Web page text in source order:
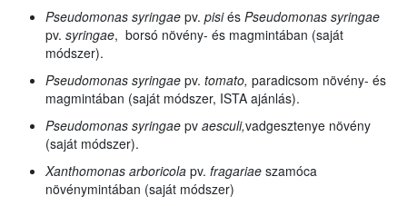
Pseudomonas syringae pv. pisiés Pseudomonas syringae
pv. syringae, borsó növény- és magmintában (saját
módszer).
Pseudomonas syringae pv. tomato, paradicsom növény- és
magmintában (saját módszer, ISTA ajánlás).
Pseudomonas syringae pv aesculi,vadgesztenye növény
(saját módszer).
Xanthomonas arboricola pv. fragariae szamóca
növénymintában (saját módszer)